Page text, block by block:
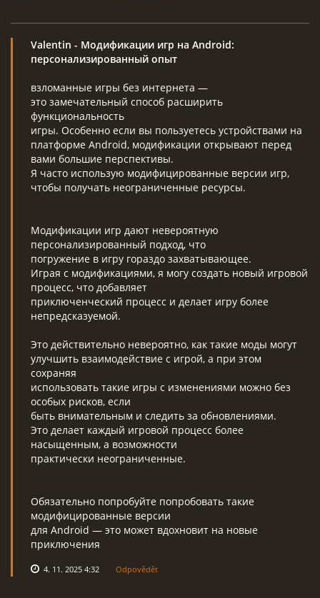
Valentin - Модификации игр на Android:
персонализированный опыт
взломанные игры без интернета —
это замечательный способ расширить
функциональность
игры. Особенно если вы пользуетесь устройствами на
платформе Android, модификации открывают перед
вами большие перспективы.
Я часто использую модифицированные версии игр,
чтобы получать неограниченные ресурсы.
Модификации игр дают невероятную
персонализированный подход, что
погружение в игру гораздо захватывающее.
Играя с модификациями, я могу создать новый игровой
процесс, что добавляет
приключенческий процесс и делает игру более
непредсказуемой.
Это действительно невероятно, как такие моды могут
улучшить взаимодействие с игрой, а при этом
сохраняя
использовать такие игры с изменениями можно без
особых рисков, если
быть внимательным и следить за обновлениями.
Это делает каждый игровой процесс более
насыщенным, а возможности
практически неограниченные.
Обязательно попробуйте попробовать такие
модифицированные версии
для Android — это может вдохновит на новые
приключения
4. 11. 2025 4:32 Odpovědět